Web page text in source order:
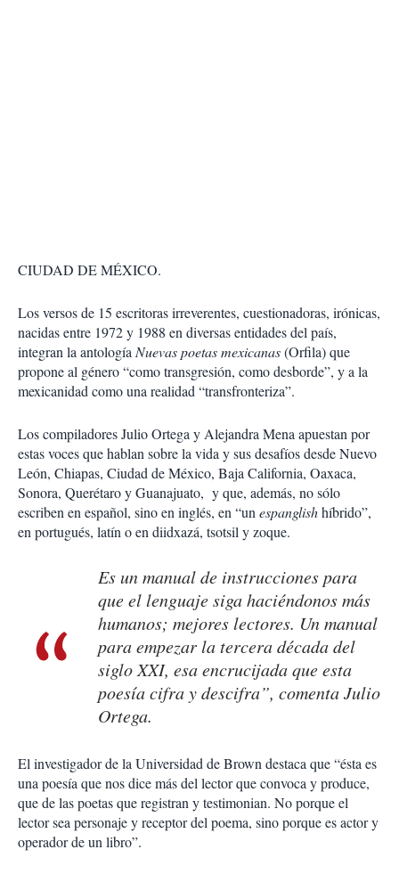
CIUDAD DE MÉXICO.
Los versos de 15 escritoras irreverentes, cuestionadoras, irónicas,
nacidas entre 1972 y 1988 en diversas entidades del país,
integran la antologíaNuevas poetas mexicanas(Orfila) que
propone al género “como transgresión, como desborde”, y a la
mexicanidad como una realidad “transfronteriza”.
Los compiladores Julio Ortega y Alejandra Mena apuestan por
estas voces que hablan sobre la vida y sus desafíos desde Nuevo
León, Chiapas, Ciudad de México, Baja California, Oaxaca,
Sonora, Querétaro y Guanajuato, y que, además, no sólo
escriben en español, sino en inglés, en “unespanglishhíbrido”,
en portugués, latín o en diidxazá, tsotsil y zoque.
Es un manual de instrucciones para
que el lenguaje siga haciéndonos más
humanos; mejores lectores. Un manual
para empezar la tercera década del
siglo XXI, esa encrucijada que esta
poesía cifra y descifra”, comenta Julio
Ortega.
El investigador de la Universidad de Brown destaca que “ésta es
una poesía que nos dice más del lector que convoca y produce,
que de las poetas que registran y testimonian. No porque el
lector sea personaje y receptor del poema, sino porque es actor y
operador de un libro”.